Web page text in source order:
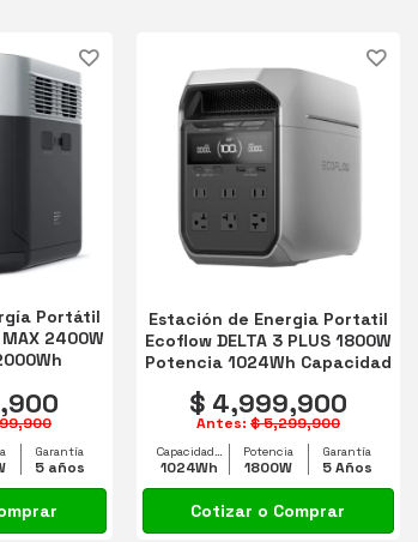
Portátil
2400W
Garantía
5 años
Estación de Energia Portatil
Ecoflow DELTA 3 PLUS 1800W
Potencia 1024Wh Capacidad
$ 4,999,900
Antes: $ 5,299,900
Capacidad equipo
1024Wh
Potencia
1800W
Garantía
5 Años
Cotizar o Comprar